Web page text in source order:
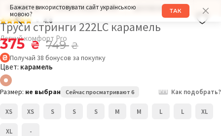
Бажаєте використовувати сайт українською
мовою?
ТАК
РАЗМЕР: XL ОБХВАТ БЕДЕР: 104СМ ДРУГИЕ МОДЕЛИ
4.8
Труси стринги 222LC карамель
Легкий комфорт Pro
375₴ 749₴
Получай 38 бонусов за покупку
Цвет: карамель
Размер: не выбран Сейчас просматривают 6 Как подобрать?
XS XS S S S M M L L XL
XL -